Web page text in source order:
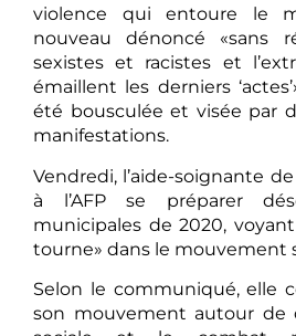
violence qui entoure le
nouveau dénoncé «sans
sexistes et racistes et
émaillent les derniers
été bousculée et visée par
manifestations.
Vendredi, l’aide-soignante
à l’AFP se préparer
municipales de 2020,
tourne» dans le mouvement
Selon le communiqué, elle
son mouvement autour de